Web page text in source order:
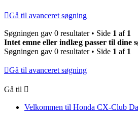
Gå til avanceret søgning
Søgningen gav 0 resultater • Side 1 af 1
Intet emne eller indlæg passer til dine
Søgningen gav 0 resultater • Side 1 af 1
Gå til avanceret søgning
Gå til
Velkommen til Honda CX-Club